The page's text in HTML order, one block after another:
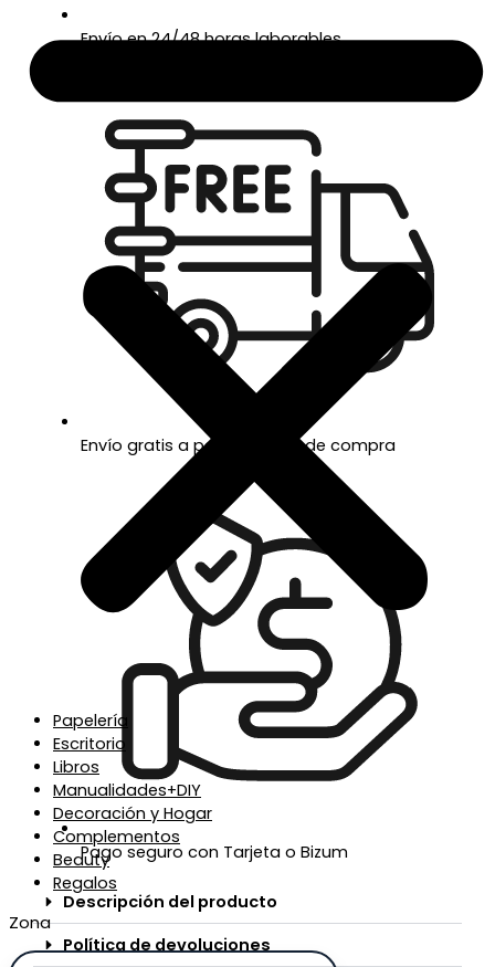
Papelería
Escritorio
Libros
Manualidades+DIY
Decoración y Hogar
Complementos
Beauty
Regalos
Zona
Envío en 24/48 horas laborables
Envío gratis a partir de 50€ de compra
Pago seguro con Tarjeta o Bizum
Descripción del producto
Política de devoluciones